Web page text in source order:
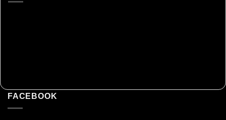
FACEBOOK